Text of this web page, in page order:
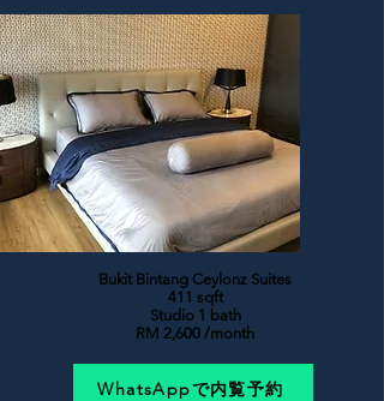
Bukit Bintang Ceylonz Suites
411 sqft
Studio 1 bath
RM 2,600 /month
WhatsAppで内覧予約